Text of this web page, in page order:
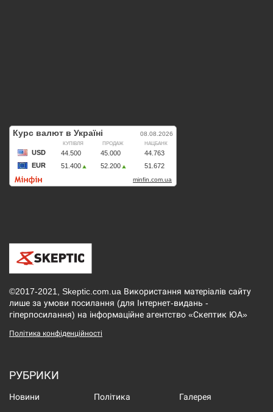
©2017-2021, Skeptic.com.ua Використання матеріалів сайту
лише за умови посилання (для Інтернет-видань -
гіперпосилання) на інформаційне агентство «Скептик ЮА»
Політика конфіденційності
РУБРИКИ
Новини Політика Галерея